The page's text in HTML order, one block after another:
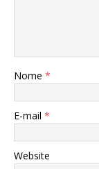
Nome *
E-mail *
Website